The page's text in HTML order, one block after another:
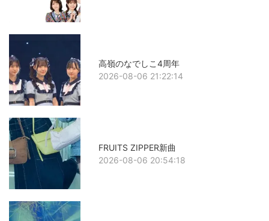
高嶺のなでしこ4周年
2026-08-06 21:22:14
FRUITS ZIPPER新曲
2026-08-06 20:54:18